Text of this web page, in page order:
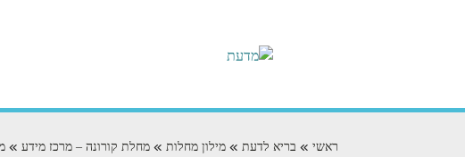
ראשי בריא לדעת מילון מחלות מחלת קורונה – מרכז מידע